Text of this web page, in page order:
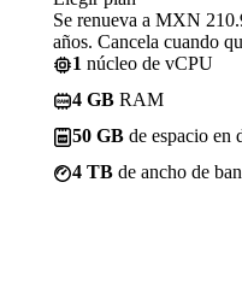
Se renueva a MXN
años. Cancela cuando
1 núcleo de vCPU
4 GB RAM
50 GB de espacio en
4 TB de ancho de